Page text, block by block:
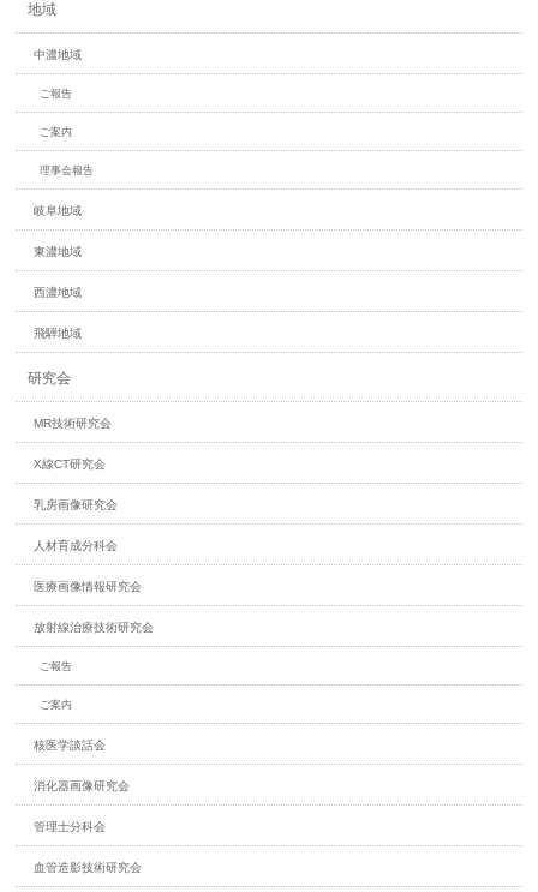
地域
中濃地域
ご報告
ご案内
理事会報告
岐阜地域
東濃地域
西濃地域
飛騨地域
研究会
MR技術研究会
X線CT研究会
乳房画像研究会
人材育成分科会
医療画像情報研究会
放射線治療技術研究会
ご報告
ご案内
核医学談話会
消化器画像研究会
管理士分科会
血管造影技術研究会